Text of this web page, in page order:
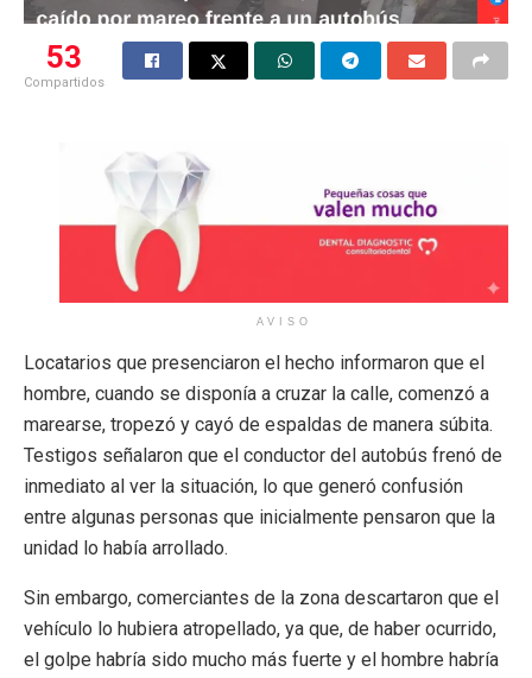
53
Compartidos
AVISO
Locatarios que presenciaron el hecho informaron que el
hombre, cuando se disponía a cruzar la calle, comenzó a
marearse, tropezó y cayó de espaldas de manera súbita.
Testigos señalaron que el conductor del autobús frenó de
inmediato al ver la situación, lo que generó confusión
entre algunas personas que inicialmente pensaron que la
unidad lo había arrollado.
Sin embargo, comerciantes de la zona descartaron que el
vehículo lo hubiera atropellado, ya que, de haber ocurrido,
el golpe habría sido mucho más fuerte y el hombre habría